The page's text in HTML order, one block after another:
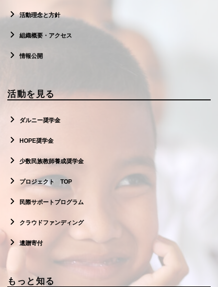
活動理念と方針
組織概要・アクセス
情報公開
活動を見る
ダルニー奨学金
HOPE奨学金
少数民族教師養成奨学金
プロジェクト TOP
民際サポートプログラム
クラウドファンディング
遺贈寄付
もっと知る